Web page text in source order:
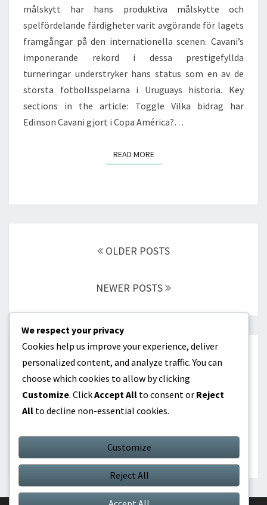
målskytt har hans produktiva målskytte och
spelfördelande färdigheter varit avgörande för lagets
framgångar på den internationella scenen. Cavani’s
imponerande rekord i dessa prestigefyllda
turneringar understryker hans status som en av de
största fotbollsspelarna i Uruguays historia. Key
sections in the article: Toggle Vilka bidrag har
Edinson Cavani gjort i Copa América?…
READ MOREREAD MORE
OLDER POSTS
NEWER POSTS
KATEGORIER
Internationella prestationer
We respect your privacy
Cookies help us improve your experience, deliver
personalized content, and analyze traffic. You can
choose which cookies to allow by clicking
Customize. ClickAccept All to consent or Reject
All to decline non-essential cookies.
Customize
Reject All